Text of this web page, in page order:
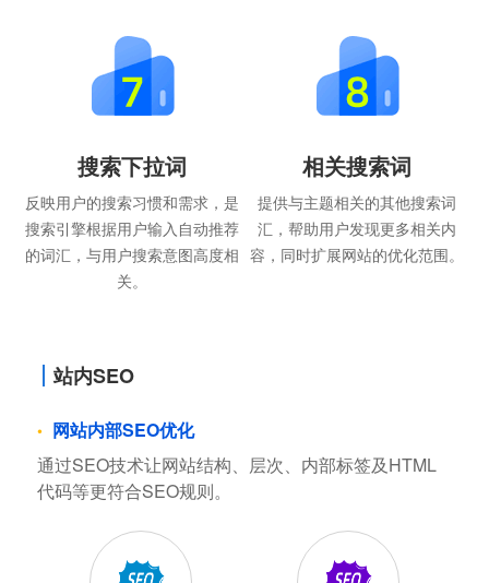
搜索下拉词
反映用户的搜索习惯和需求，是
搜索引擎根据用户输入自动推荐
的词汇，与用户搜索意图高度相
关。
相关搜索词
提供与主题相关的其他搜索词
汇，帮助用户发现更多相关内
容，同时扩展网站的优化范围。
站内SEO
网站内部SEO优化
通过SEO技术让网站结构、层次、内部标签及HTML
代码等更符合SEO规则。